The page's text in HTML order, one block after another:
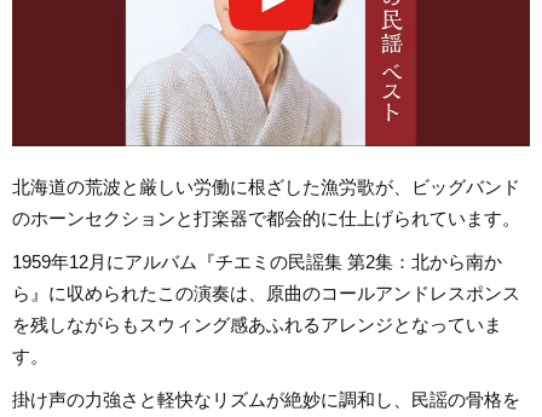
北海道の荒波と厳しい労働に根ざした漁労歌が、ビッグバンド
のホーンセクションと打楽器で都会的に仕上げられています。
1959年12月にアルバム『チエミの民謡集 第2集：北から南か
ら』に収められたこの演奏は、原曲のコールアンドレスポンス
を残しながらもスウィング感あふれるアレンジとなっていま
す。
掛け声の力強さと軽快なリズムが絶妙に調和し、民謡の骨格を